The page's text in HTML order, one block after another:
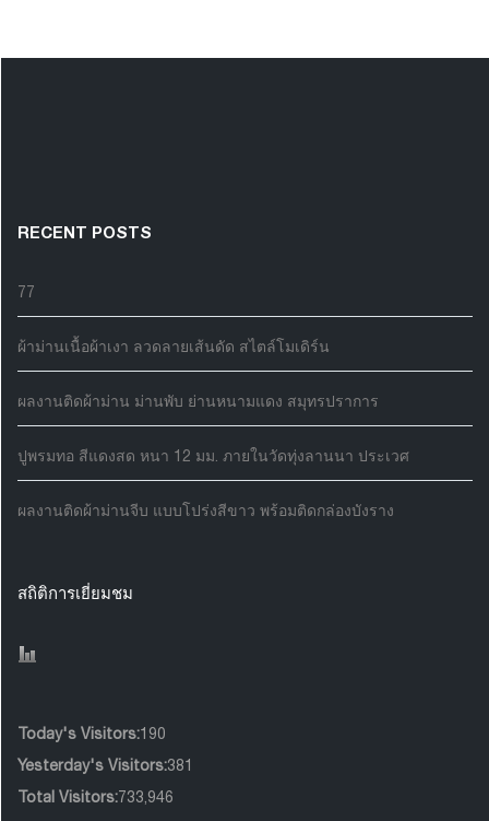
RECENT POSTS
77
ผ้าม่านเนื้อผ้าเงา ลวดลายเส้นดัด สไตล์โมเดิร์น
ผลงานติดผ้าม่าน ม่านพับ ย่านหนามแดง สมุทรปราการ
ปูพรมทอ สีแดงสด หนา 12 มม. ภายในวัดทุ่งลานนา ประเวศ
ผลงานติดผ้าม่านจีบ แบบโปร่งสีขาว พร้อมติดกล่องบังราง
สถิติการเยี่ยมชม
Today's Visitors:190
Yesterday's Visitors:381
Total Visitors:733,946